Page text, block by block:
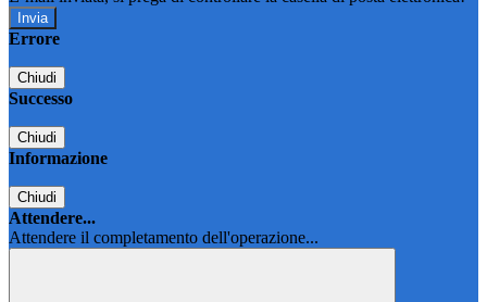
Errore
Chiudi
Successo
Chiudi
Informazione
Chiudi
Attendere...
Attendere il completamento dell'operazione...